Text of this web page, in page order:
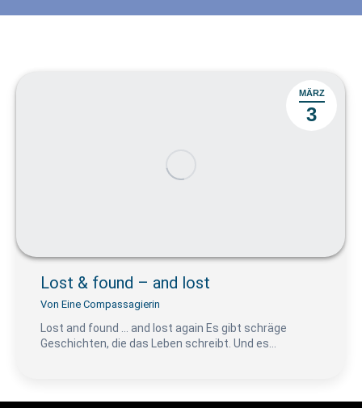
MÄRZ
3
Lost & found – and lost
Von Eine Compassagierin
Lost and found … and lost again Es gibt schräge
Geschichten, die das Leben schreibt. Und es…